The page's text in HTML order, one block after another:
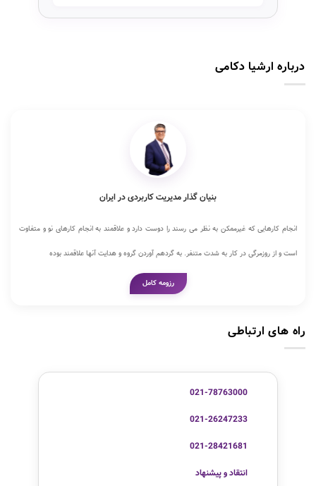
درباره ارشیا دکامی
بنیان گذار مدیریت کاربردی در ایران
انجام کارهایی که غیرممکن به نظر می رسند را دوست دارد و علاقمند به انجام کارهای نو و متفاوت
است و از روزمرگی در کار به شدت متنفر. به گردهم آوردن گروه و هدایت آنها علاقمند بوده
رزومه کامل
راه های ارتباطی
021-78763000
021-26247233
021-28421681
انتقاد و پیشنهاد